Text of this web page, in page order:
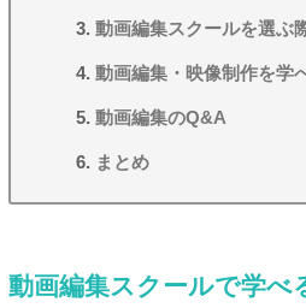
動画編集スクールを選ぶ
動画編集・映像制作を学
動画編集のQ&A
まとめ
動画編集スクールで学べ